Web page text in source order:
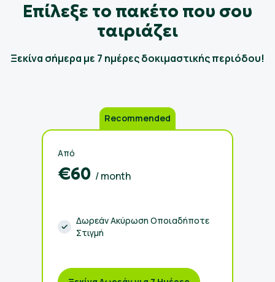
Eπίλεξε το πακέτο που σου
ταιριάζει
Ξεκίνα σήμερα με 7 ημέρες δοκιμαστικής περιόδου!
Recommended
Από
€60 / month
Δωρεάν Ακύρωση Οποιαδήποτε
Στιγμή